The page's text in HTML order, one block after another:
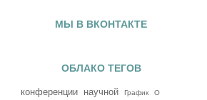
МЫ В ВКОНТАКТЕ
ОБЛАКО ТЕГОВ
конференции научной График
О